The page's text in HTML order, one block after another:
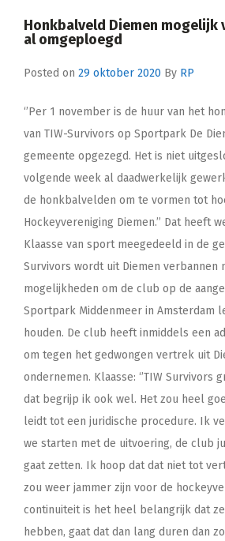
Honkbalveld Diemen mogelijk
al omgeploegd
Posted on 29 oktober 2020 By RP
‘’Per 1 november is de huur van het
van TIW-Survivors op Sportpark De
gemeente opgezegd. Het is niet
volgende week al daadwerkelijk
de honkbalvelden om te vormen tot
Hockeyvereniging Diemen.’’ Dat heeft
Klaasse van sport meegedeeld in de
Survivors wordt uit Diemen verbannen
mogelijkheden om de club op de
Sportpark Middenmeer in Amsterdam
houden. De club heeft inmiddels een
om tegen het gedwongen vertrek uit
ondernemen. Klaasse: ‘’TIW Survivors
dat begrijp ik ook wel. Het zou heel
leidt tot een juridische procedure. Ik
we starten met de uitvoering, de club
gaat zetten. Ik hoop dat dat niet tot
zou weer jammer zijn voor de
continuiteit is het heel belangrijk dat
hebben, gaat dat dan lang duren dan